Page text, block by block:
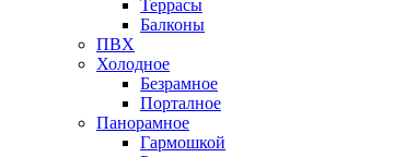
Террасы
Балконы
ПВХ
Холодное
Безрамное
Порталное
Панорамное
Гармошкой